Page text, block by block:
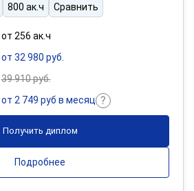
800 ак.ч Сравнить
от 256 ак.ч
от 32 980 руб.
39 910 руб.
от 2 749 руб в месяц
Получить диплом
Подробнее